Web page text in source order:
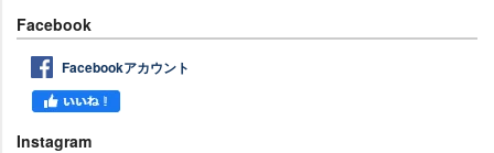
Facebook
Facebookアカウント
Instagram